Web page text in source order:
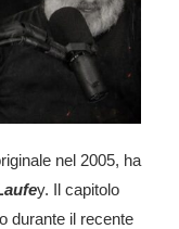
nel 2005, ha
y. Il capitolo
durante il recente